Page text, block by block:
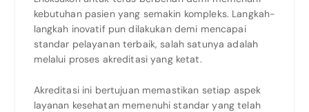
kebutuhan pasien yang semakin kompleks. Langkah-
langkah inovatif pun dilakukan demi mencapai
standar pelayanan terbaik, salah satunya adalah
melalui proses akreditasi yang ketat.
Akreditasi ini bertujuan memastikan setiap aspek
layanan kesehatan memenuhi standar yang telah